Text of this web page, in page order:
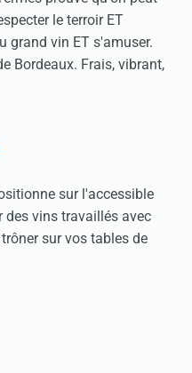
le terroir ET
grand vin ET s'amuser.
Bordeaux. Frais, vibrant,
sur l'accessible
des vins travaillés avec
sur vos tables de